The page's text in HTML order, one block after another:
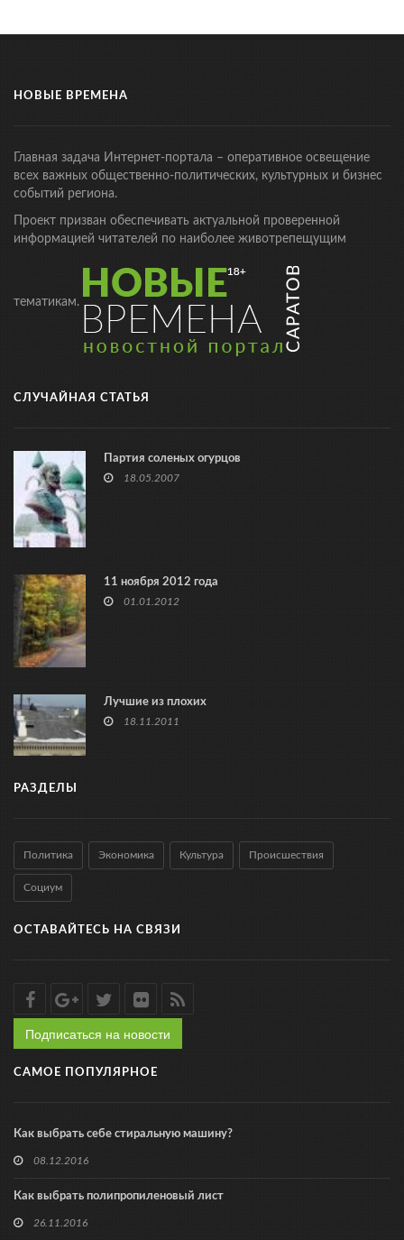
НОВЫЕ ВРЕМЕНА
Главная задача Интернет-портала – оперативное освещение
всех важных общественно-политических, культурных и бизнес
событий региона.
Проект призван обеспечивать актуальной проверенной
информацией читателей по наиболее животрепещущим
тематикам.
СЛУЧАЙНАЯ СТАТЬЯ
Партия соленых огурцов
18.05.2007
11 ноября 2012 года
01.01.2012
Лучшие из плохих
18.11.2011
РАЗДЕЛЫ
Политика Экономика Культура Происшествия
Социум
ОСТАВАЙТЕСЬ НА СВЯЗИ
Подписаться на новости
САМОЕ ПОПУЛЯРНОЕ
Как выбрать себе стиральную машину?
08.12.2016
Как выбрать полипропиленовый лист
26.11.2016